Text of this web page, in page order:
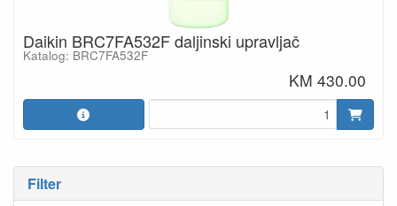
Filter
Daikin BRC7FA532F daljinski upravljač
Katalog: BRC7FA532F
KM 430.00